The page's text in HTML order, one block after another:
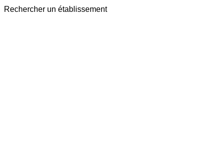
Rechercher un établissement